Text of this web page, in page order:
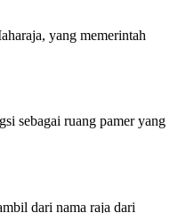
yang memerintah
sebagai ruang pamer yang
dari nama raja dari